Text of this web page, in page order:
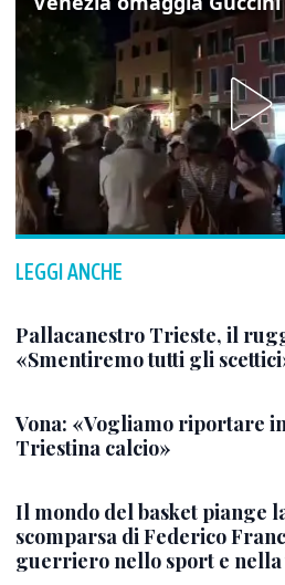
LEGGI ANCHE
Pallacanestro Trieste, il
«Smentiremo tutti gli
Vona: «Vogliamo riportare
Triestina calcio»
Il mondo del basket piange
scomparsa di Federico
guerriero nello sport e nella